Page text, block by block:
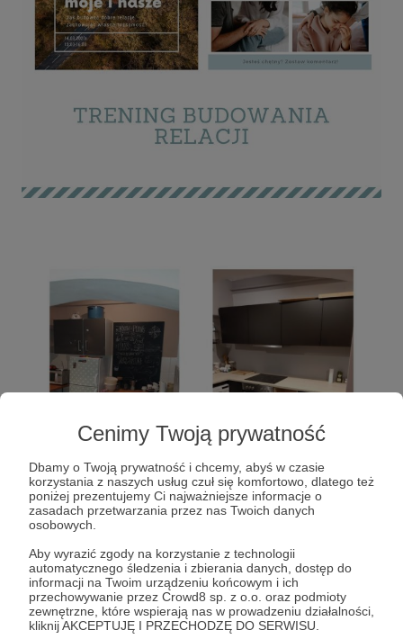
Cenimy Twoją prywatność
Dbamy o Twoją prywatność i chcemy, abyś w czasie
korzystania z naszych usług czuł się komfortowo, dlatego też
poniżej prezentujemy Ci najważniejsze informacje o
zasadach przetwarzania przez nas Twoich danych
osobowych.
Aby wyrazić zgody na korzystanie z technologii
automatycznego śledzenia i zbierania danych, dostęp do
informacji na Twoim urządzeniu końcowym i ich
przechowywanie przez Crowd8 sp. z o.o. oraz podmioty
zewnętrzne, które wspierają nas w prowadzeniu działalności,
kliknij AKCEPTUJĘ I PRZECHODZĘ DO SERWISU.